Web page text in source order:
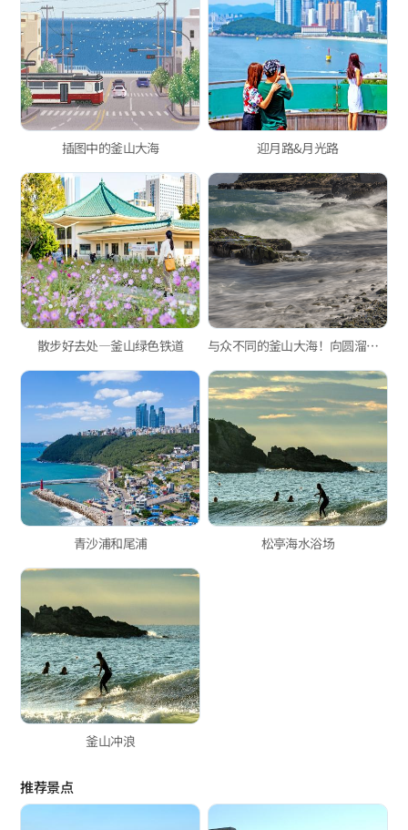
插图中的釜山大海 迎月路&月光路
散步好去处—釜山绿色铁道 与众不同的釜山大海！向圆溜溜的卵石海边出发~
青沙浦和尾浦 松亭海水浴场
釜山冲浪
推荐景点